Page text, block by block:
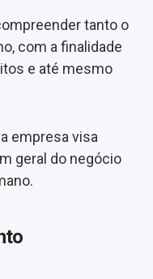
tanto o
com a finalidade
e até mesmo
empresa visa
geral do negócio